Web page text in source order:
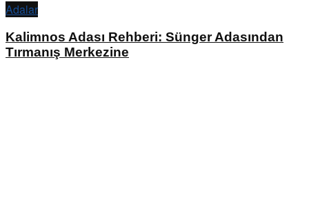
Adalar
Kalimnos Adası Rehberi: Sünger Adasından
Tırmanış Merkezine